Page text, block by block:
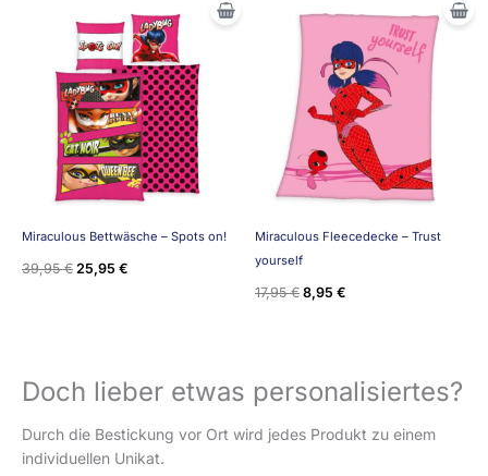
Miraculous Bettwäsche – Spots on!
39,95€
Preis
war:
39,95 €
25,95 €
Preis
ist:
25,95 €.
Miraculous Fleecedecke – Trust
yourself
17,95€
Ursprünglicher
17,95 €
8,95 €
ist:
8,95 €.
Doch lieber etwas personalisiertes?
Durch die Bestickung vor Ort wird jedes Produkt zu einem
individuellen Unikat.